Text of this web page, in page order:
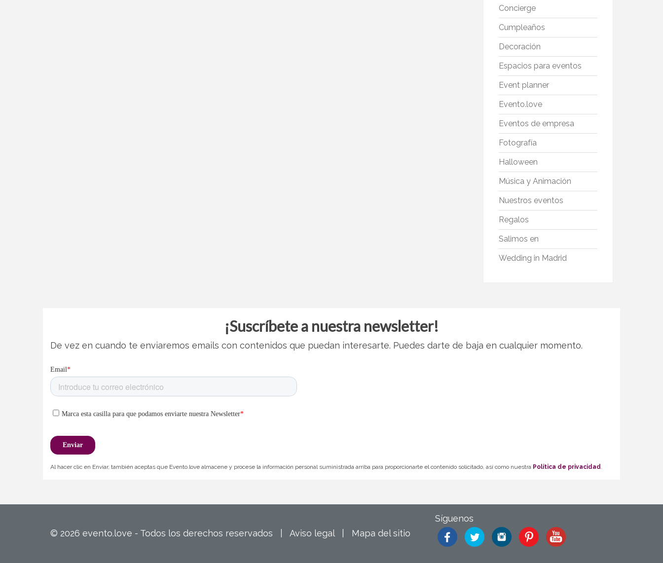
Concierge
Cumpleaños
Decoración
Espacios para eventos
Event planner
Evento.love
Eventos de empresa
Fotografía
Halloween
Música y Animación
Nuestros eventos
Regalos
Salimos en
Wedding in Madrid
¡Suscríbete a nuestra newsletter!
De vez en cuando te enviaremos emails con contenidos que puedan interesarte. Puedes darte de baja en cualquier momento.
Al hacer clic en Enviar, también aceptas que Evento.love almacene y procese la información personal suministrada arriba para proporcionarte el contenido solicitado, así como nuestra Política de privacidad.
© 2026 evento.love - Todos los derechos reservados | Aviso legal| Mapa del sitio
Síguenos